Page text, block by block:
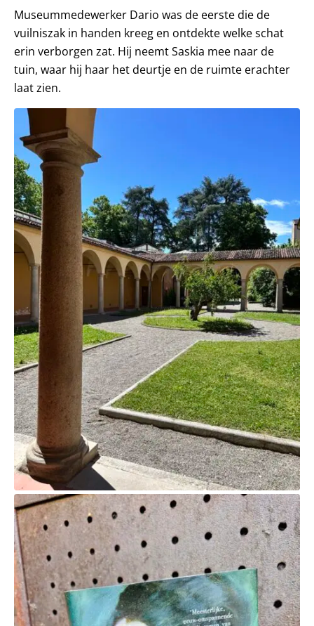
Museummedewerker Dario was de eerste die de
vuilniszak in handen kreeg en ontdekte welke schat
erin verborgen zat. Hij neemt Saskia mee naar de
tuin, waar hij haar het deurtje en de ruimte erachter
laat zien.